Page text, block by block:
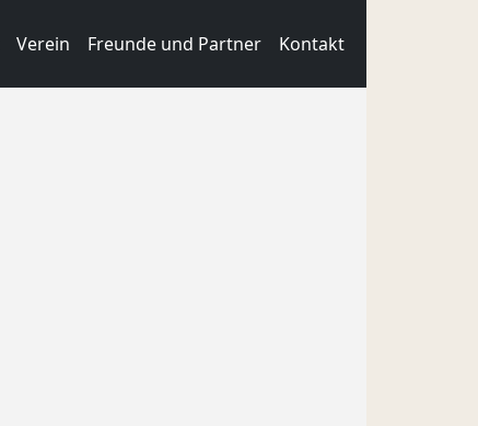
Verein Freunde und Partner Kontakt